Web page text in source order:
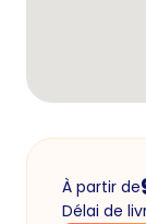
À partir de
Délai de